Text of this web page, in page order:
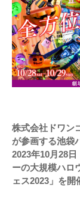
株式会社ドワン
が参画する池袋
2023年10月28
ーの大規模ハロ
ェス2023」を開